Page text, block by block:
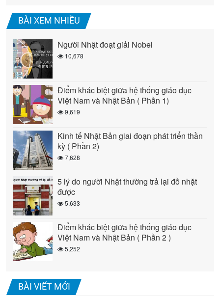
BÀI XEM NHIỀU
Người Nhật đoạt giải Nobel
10,678
Điểm khác biệt giữa hệ thống giáo dục
Việt Nam và Nhật Bản ( Phần 1)
9,619
Kinh tế Nhật Bản giai đoạn phát triển thần
kỳ ( Phần 2)
7,628
5 lý do người Nhật thường trả lại đồ nhặt
được
5,633
Điểm khác biệt giữa hệ thống giáo dục
Việt Nam và Nhật Bản ( Phần 2 )
5,252
BÀI VIẾT MỚI